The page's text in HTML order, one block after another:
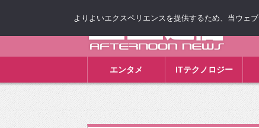
エンタメ ITテクノロジー
よりよいエクスペリエンスを提供するため、当ウェ